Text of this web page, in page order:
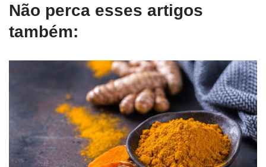
Não perca esses artigos
também: